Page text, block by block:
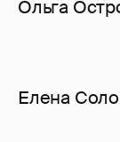
Ольга
Елена